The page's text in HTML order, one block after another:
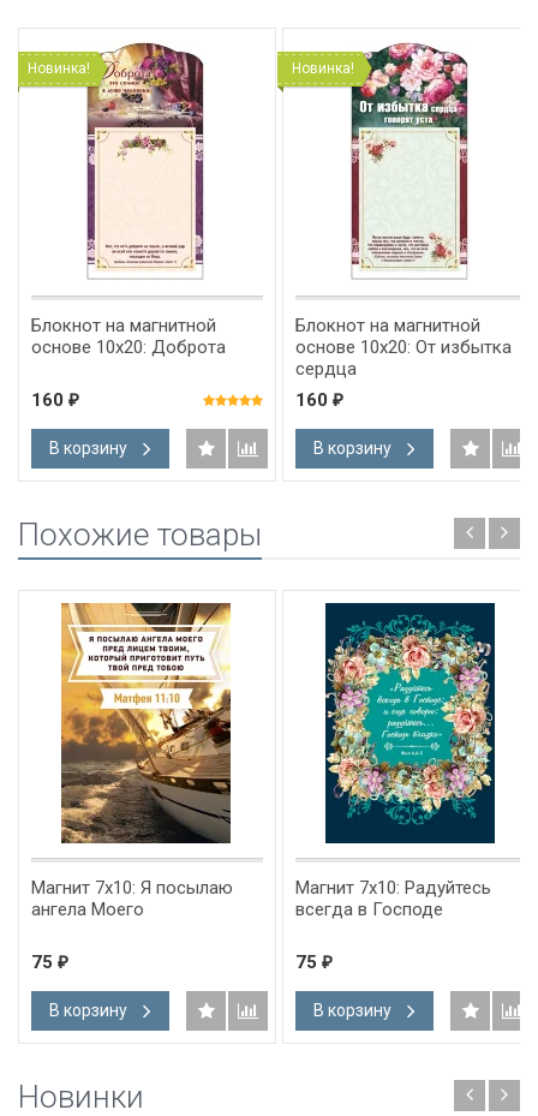
Новинка!
Блокнот на магнитной
основе 10x20: Доброта
160 ₽
В корзину
Новинка!
Блокнот на магнитной
основе 10x20: От избытка
сердца
160 ₽
В корзину
Похожие товары
Магнит 7x10: Я посылаю
ангела Моего
75 ₽
В корзину
Магнит 7x10: Радуйтесь
всегда в Господе
75 ₽
В корзину
Новинки